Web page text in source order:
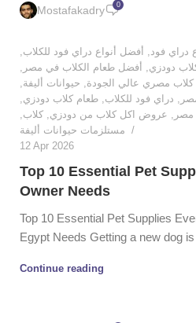
Mostafakadry 0
دراي فود, أفضل أنواع دراي فود للكلاب,
دودزي, أفضل طعام الكلاب في مصر ,
كلاب مصري عالي الجودة, حيوانات أليفة,
, دراي فود للكلاب, طعام كلاب دودزي,
مصر , عروض اكل كلاب من دودزي, كلاب,
مستلزمات حيوانات أليفة
12 Apr 2026
Top 10 Essential Pet
Owner Needs
Top 10 Essential Pet Supplies
Egypt Needs Getting a new dog
Continue reading